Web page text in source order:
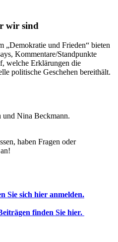
wir sind
„Demokratie und Frieden“ bieten
Kommentare/Standpunkte
welche Erklärungen die
politische Geschehen bereithält.
und Nina Beckmann.
haben Fragen oder
Sie sich hier anmelden.
finden Sie hier.